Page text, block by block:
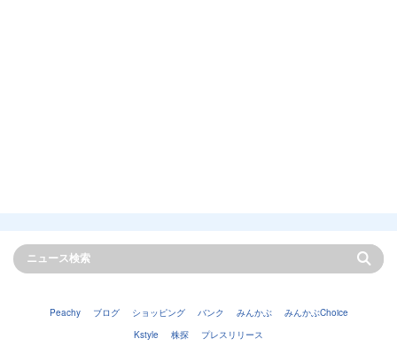
Peachy ブログ ショッピング バンク みんかぶ
みんかぶChoice
Kstyle
株探 プレスリリース